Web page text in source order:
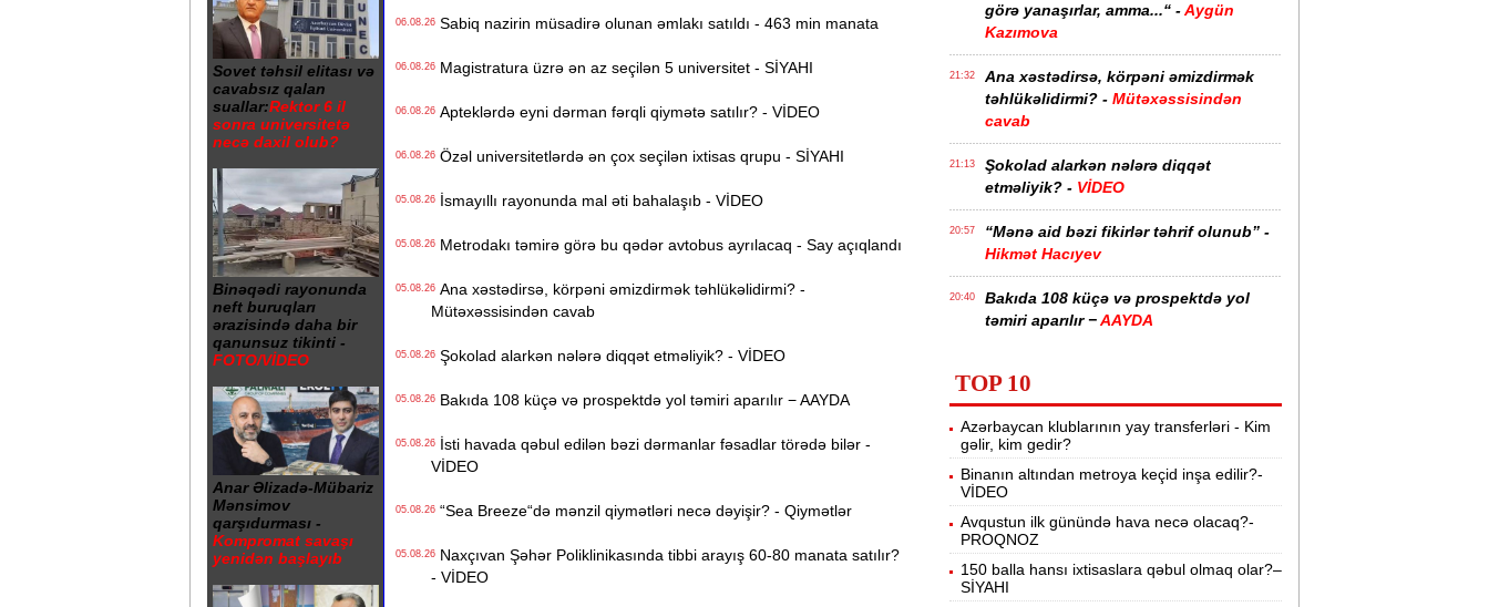
Sovet təhsil elitası və
cavabsız qalan
suallar:Rektor 6 il
sonra universitetə
necə daxil olub?
Binəqədi rayonunda
neft buruqları
ərazisində daha bir
qanunsuz tikinti -
FOTO/VİDEO
Anar Əlizadə-Mübariz
Mənsimov
qarşıdurması -
Kompromat savaşı
yenidən başlayıb
06.08.26Sabiq nazirin müsadirə olunan əmlakı satıldı - 463 min manata
06.08.26Magistratura üzrə ən az seçilən 5 universitet - SİYAHI
06.08.26Apteklərdə eyni dərman fərqli qiymətə satılır? - VİDEO
06.08.26Özəl universitetlərdə ən çox seçilən ixtisas qrupu - SİYAHI
05.08.26İsmayıllı rayonunda mal əti bahalaşıb - VİDEO
05.08.26Metrodakı təmirə görə bu qədər avtobus ayrılacaq - Say açıqlandı
05.08.26Ana xəstədirsə, körpəni əmizdirmək təhlükəlidirmi? -
Mütəxəssisindən cavab
05.08.26Şokolad alarkən nələrə diqqət etməliyik? - VİDEO
05.08.26Bakıda 108 küçə və prospektdə yol təmiri aparılır − AAYDA
05.08.26İsti havada qəbul edilən bəzi dərmanlar fəsadlar törədə bilər -
VİDEO
05.08.26“Sea Breeze“də mənzil qiymətləri necə dəyişir? - Qiymətlər
05.08.26Naxçıvan Şəhər Poliklinikasında tibbi arayış 60-80 manata satılır?
- VİDEO
görə yanaşırlar, amma...“ -Aygün
Kazımova
21:32
Ana xəstədirsə, körpəni əmizdirmək
təhlükəlidirmi? - Mütəxəssisindən
cavab
21:13
Şokolad alarkən nələrə diqqət
etməliyik? - VİDEO
20:57
“Mənə aid bəzi fikirlər təhrif olunub” -
Hikmət Hacıyev
20:40
Bakıda 108 küçə və prospektdə yol
təmiri aparılır −AAYDA
fəsadlar törədə bilər -
20:06
Müharibədə 3 400-dən çox iranlı və 18
ABŞ hərbçisi həlak olub -
19:48 BMT-dən dəhşətli xəbərdarlıq -
milyon insan ac qala bilər
19:31
“Wildberries” anbar tutumunun üçdə
birini itirib -
TOP 10
Azərbaycan klublarının yay transferləri - Kim
gəlir, kim gedir?
Binanın altından metroya keçid inşa edilir?-
VİDEO
Avqustun ilk günündə hava necə olacaq?-
PROQNOZ
150 balla hansı ixtisaslara qəbul olmaq olar?–
SİYAHI